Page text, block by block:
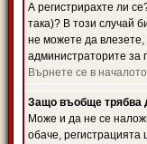
А регистрирахте ли
така)? В този случай
не можете да
администраторите
Върнете се в началото
Защо въобще трябва
Може и да не се
обаче,